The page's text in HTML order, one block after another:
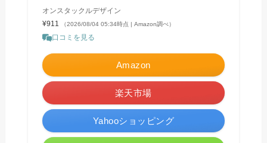
オンスタックルデザイン
¥911
（2026/08/04 05:34時点 | Amazon調べ）
口コミを見る
Amazon
楽天市場
Yahooショッピング